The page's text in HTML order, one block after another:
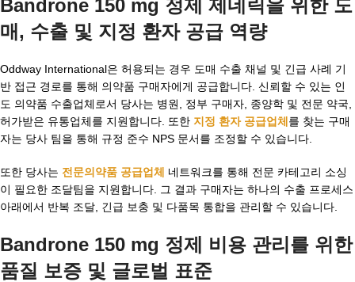
Bandrone 150 mg 정제 제네릭을 위한 도
매, 수출 및 지정 환자 공급 역량
Oddway International은 허용되는 경우 도매 수출 채널 및 긴급 사례 기
반 접근 경로를 통해 의약품 구매자에게 공급합니다. 신뢰할 수 있는 인
도 의약품 수출업체로서 당사는 병원, 정부 구매자, 종양학 및 전문 약국,
허가받은 유통업체를 지원합니다. 또한 지정 환자 공급업체 를 찾는 구매
자는 당사 팀을 통해 규정 준수 NPS 문서를 조정할 수 있습니다.
또한 당사는 전문의약품 공급업체 네트워크를 통해 전문 카테고리 소싱
이 필요한 조달팀을 지원합니다. 그 결과 구매자는 하나의 수출 프로세스
아래에서 반복 조달, 긴급 보충 및 다품목 통합을 관리할 수 있습니다.
Bandrone 150 mg 정제 비용 관리를 위한
품질 보증 및 글로벌 표준